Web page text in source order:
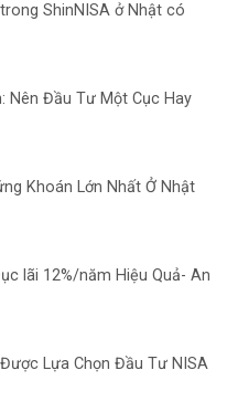
ShinNISA ở Nhật có
Nên Đầu Tư Một Cục Hay
Khoán Lớn Nhất Ở Nhật
lãi 12%/năm Hiệu Quả- An
Lựa Chọn Đầu Tư NISA